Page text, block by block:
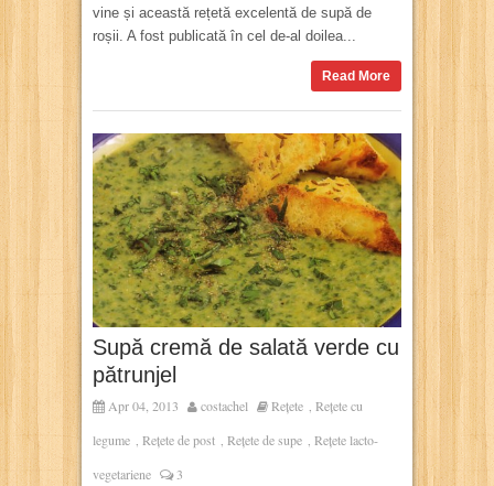
vine și această rețetă excelentă de supă de
roșii. A fost publicată în cel de-al doilea...
Read More
Supă cremă de salată verde cu
pătrunjel
Apr 04, 2013 costachel Rețete
Rețete cu
legume
Rețete de post Rețete de supe
Rețete lacto-
vegetariene
3